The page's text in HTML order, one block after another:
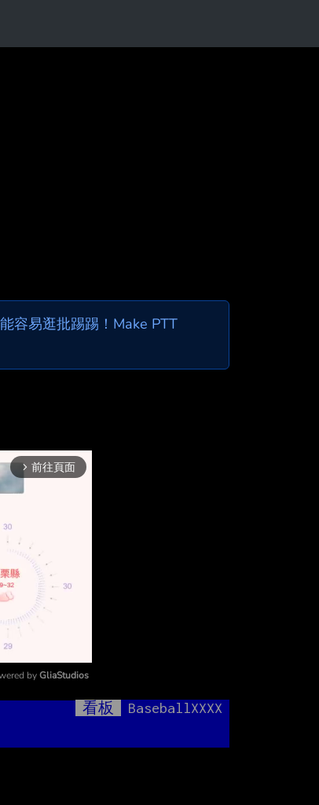
容易逛批踢踢！Make PTT
arrow_forward_ios 前往頁面
by GliaStudios
看板
BaseballXXXX